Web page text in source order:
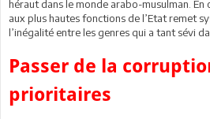
héraut dans le monde arabo-musulman. En
aux plus hautes fonctions de l’Etat remet
l’inégalité entre les genres qui a tant sévi
Passer de la
prioritaires